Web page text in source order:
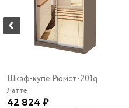
Шкаф-купе Рюмст-201q
Латте
42 824 ₽